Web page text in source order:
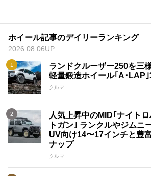
ホイール記事のデイリーランキング
2026.08.06UP
ランドクルーザー250を三
軽量鍛造ホイール｢A･LAP
クルマ
人気上昇中のMID｢ナイト
トガン｣ ランクルやジムニ
UV向け14〜17インチと豊
ナップ
クルマ